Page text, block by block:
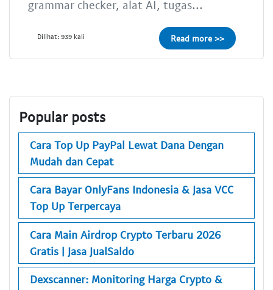
grammar checker, alat AI, tugas...
Dilihat: 939 kali Read more >>
Popular posts
Cara Top Up PayPal Lewat Dana Dengan
Mudah dan Cepat
Cara Bayar OnlyFans Indonesia & Jasa VCC
Top Up Terpercaya
Cara Main Airdrop Crypto Terbaru 2026
Gratis | Jasa JualSaldo
Dexscanner: Monitoring Harga Crypto &